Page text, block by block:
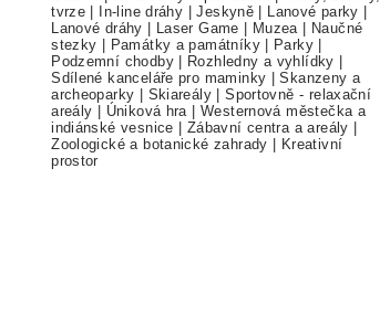
tvrze | In-line dráhy |Jeskyně | Lanové parky |
Lanové dráhy | Laser Game | Muzea | Naučné
stezky | Památky a památníky| Parky |
Podzemní chodby| Rozhledny a vyhlídky |
Sdílené kanceláře pro maminky |Skanzeny a
archeoparky | Skiareály |Sportovně - relaxační
areály | Úniková hra |Westernová městečka a
indiánské vesnice | Zábavní centra a areály |
Zoologické a botanické zahrady | Kreativní
prostor